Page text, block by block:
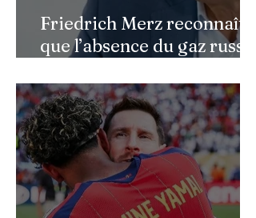
Friedrich Merz reconnaît
que l’absence du gaz russe
l’économie allemande